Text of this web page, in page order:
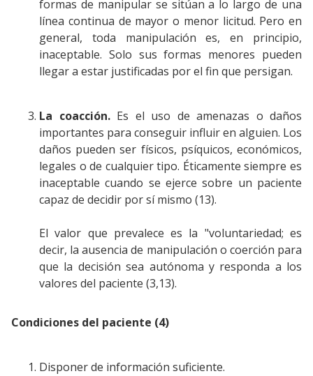
formas de manipular se sitúan a lo largo de una
línea continua de mayor o menor licitud. Pero en
general, toda manipulación es, en principio,
inaceptable. Solo sus formas menores pueden
llegar a estar justificadas por el fin que persigan.
La coacción.Es el uso de amenazas o daños
importantes para conseguir influir en alguien. Los
daños pueden ser físicos, psíquicos, económicos,
legales o de cualquier tipo. Éticamente siempre es
inaceptable cuando se ejerce sobre un paciente
capaz de decidir por sí mismo (13).
El valor que prevalece es la "voluntariedad; es
decir, la ausencia de manipulación o coerción para
que la decisión sea autónoma y responda a los
valores del paciente (3,13).
Condiciones del paciente (4)
Disponer de información suficiente.